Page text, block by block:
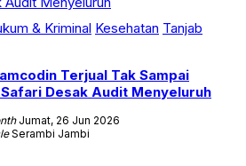
& Kriminal Kesehatan Tanjab
Terjual Tak Sampai
Desak Audit Menyeluruh
Jumat, 26 Jun 2026
Serambi Jambi